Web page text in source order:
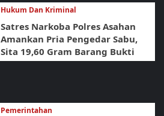
Hukum Dan Kriminal
Satres Narkoba Polres Asahan
Amankan Pria Pengedar Sabu,
Sita 19,60 Gram Barang Bukti
Pemerintahan